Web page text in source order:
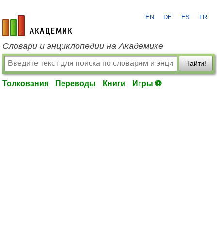
academic.ru
EN DE ES FR
Словари и энциклопедии на Академике
Найти!
Толкования Переводы Книги Игры ⚽